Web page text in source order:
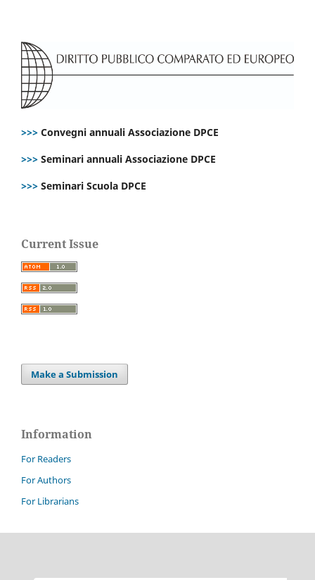
>>> Convegni annuali Associazione DPCE
>>> Seminari annuali Associazione DPCE
>>> Seminari Scuola DPCE
Current Issue
Make a Submission
Information
For Readers
For Authors
For Librarians